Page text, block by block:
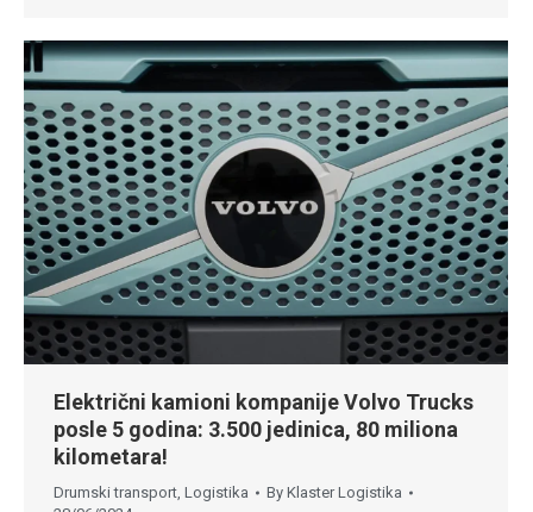
Električni kamioni kompanije Volvo Trucks
posle 5 godina: 3.500 jedinica, 80 miliona
kilometara!
Drumski transport Logistika By Klaster Logistika